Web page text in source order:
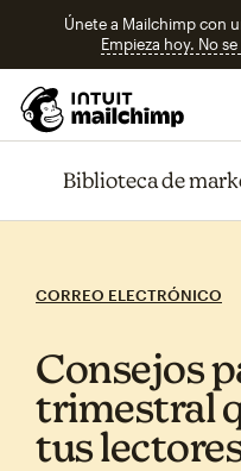
Únete a Mailchimp con
Empieza hoy. No
Biblioteca de
CORREO ELECTRÓNICO
Consejos
trimestral
tus